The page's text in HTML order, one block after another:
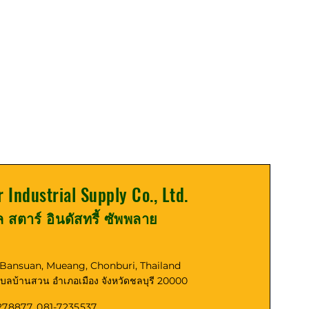
Industrial Supply Co., Ltd.
สตาร์ อินดัสทรี้ ซัพพลาย
Mueang, Chonburi, Thailand
ลบ้านสวน อำเภอเมือง จังหวัดชลบุรี 20000